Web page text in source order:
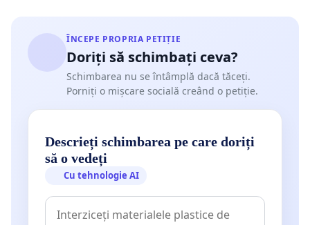
ÎNCEPE PROPRIA PETIȚIE
Doriți să schimbați ceva?
Schimbarea nu se întâmplă dacă tăceți.
Porniți o mișcare socială creând o petiție.
Descrieți schimbarea pe care doriți
să o vedeți
Cu tehnologie AI